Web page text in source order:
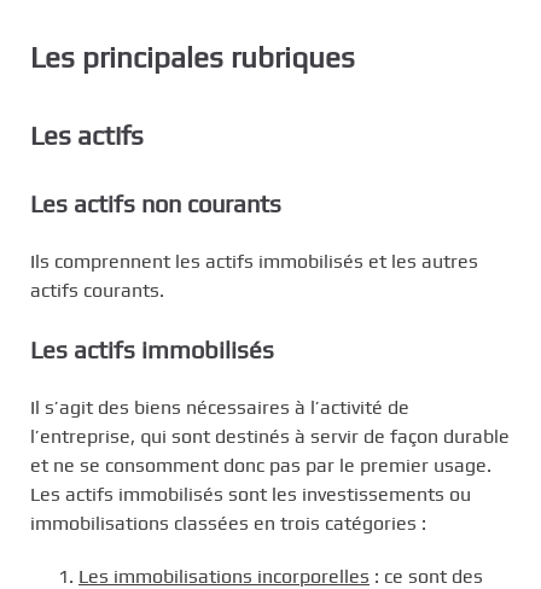
Les principales rubriques
Les actifs
Les actifs non courants
Ils comprennent les actifs immobilisés et les autres
actifs courants.
Les actifs immobilisés
Il s’agit des biens nécessaires à l’activité de
l’entreprise, qui sont destinés à servir de façon durable
et ne se consomment donc pas par le premier usage.
Les actifs immobilisés sont les investissements ou
immobilisations classées en trois catégories :
Les immobilisations incorporelles : ce sont des